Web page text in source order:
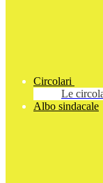
Circolari
Le
Albo sindacale